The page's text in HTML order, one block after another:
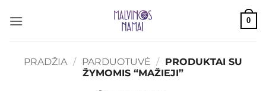
0
PRADŽIA / PARDUOTUVĖ / PRODUKTAI SU
ŽYMOMIS “MAŽIEJI”